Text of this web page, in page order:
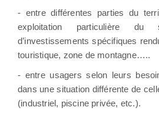
- entre différentes parties du
exploitation particulière
d’investissements spécifiques
touristique, zone de montagne…..
- entre usagers selon leurs
dans une situation différente de
(industriel, piscine privée, etc.).